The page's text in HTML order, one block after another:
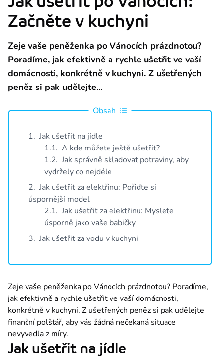
Provident je licencovaná společnost Českou národní bankou.
Naše závazky vůči zákazníkům
Seznamte se s našimi závazky a hodnotami, které jsou základem
O nás
O společnosti
Spousta tipů, jak ušetřit, právní poradna, příběhy z Providentu i
Napsali o Neviditelných
1,3 milionu Čechů je Neviditelných Společensky odpovědným
Napsali o nás
O Providentu se můžete pravidelně dočíst v různých médiích.
Kariéra v Providentu
Chcete patřit mezi nás? Stačí odpovědět na nabízené pozice a
Ať už budete potřebovat cokoliv, jsme tu pro vás. Můžete nám
Půjčka Provident
Půjčka Provi Desetinka
Začněte v kuchyni
Zeje vaše peněženka po Vánocích prázdnotou?
Poradíme, jak efektivně a rychle ušetřit ve vaší
domácnosti, konkrétně v kuchyni. Z ušetřených
peněz si pak udělejte...
Obsah
1. Jak ušetřit na jídle
1.1. A kde můžete ještě ušetřit?
1.2. Jak správně skladovat potraviny, aby
vydržely co nejdéle
2. Jak ušetřit za elektřinu: Pořiďte si
úspornější model
2.1. Jak ušetřit za elektřinu: Myslete
úsporně jako vaše babičky
3. Jak ušetřit za vodu v kuchyni
Zeje vaše peněženka po Vánocích prázdnotou? Poradíme,
jak efektivně a rychle ušetřit ve vaší domácnosti,
konkrétně v kuchyni. Z ušetřených peněz si pak udělejte
finanční polštář, aby vás žádná nečekaná situace
nevyvedla z míry.
Jak ušetřit na jídle